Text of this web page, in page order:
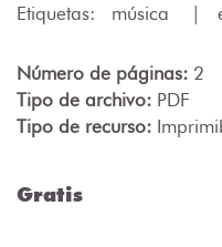
Etiquetas: música
Número de páginas: 2
Tipo de archivo: PDF
Tipo de recurso:
Gratis